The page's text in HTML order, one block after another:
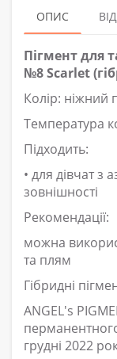
ОПИС
Пігмент для
№8 Scarlet
Колір: ніжний
Температура
Підходить:
• для дівчат з
зовнішності
Рекомендації:
можна
та плям
Гібридні
ANGEL's
грудні 2022